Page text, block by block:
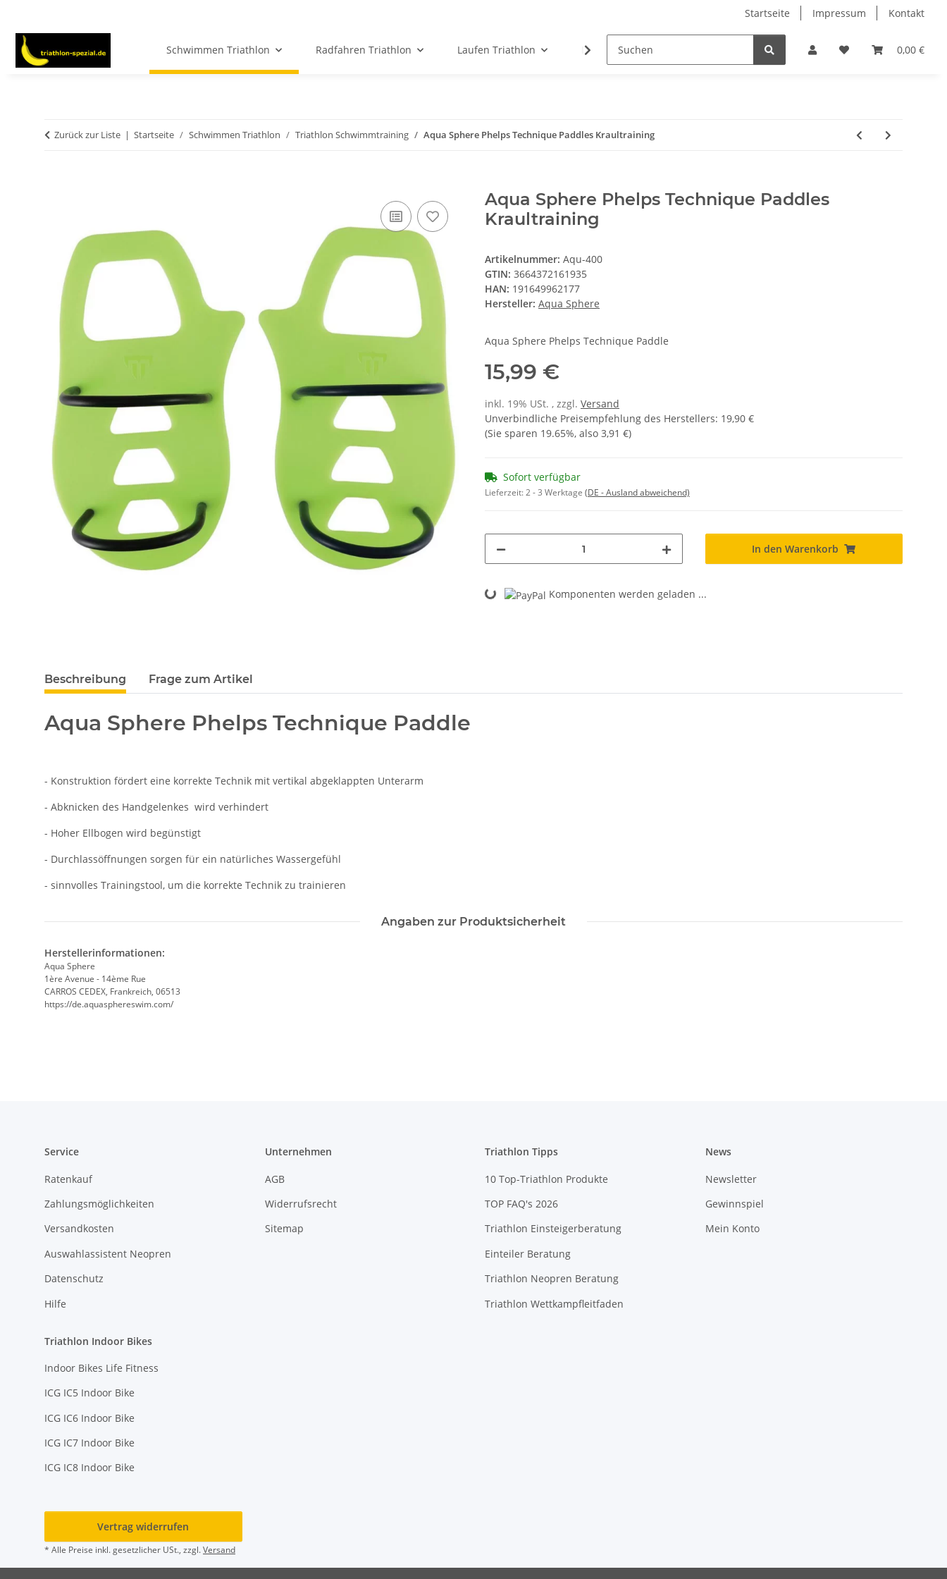
Startseite Impressum Kontakt
0,00 €
Schwimmen Triathlon Radfahren Triathlon Laufen Triathlon ICG Indoor Bikes Bücher Damen Marken
Zurück zur Liste Startseite Schwimmen Triathlon Triathlon Schwimmtraining Aqua Sphere Phelps Technique Paddles Kraultraining
Aqua Sphere Phelps Technique Paddles
Kraultraining
Artikelnummer: Aqu-400
GTIN: 3664372161935
HAN: 191649962177
Hersteller: Aqua Sphere
Aqua Sphere Phelps Technique Paddle
15,99 €
inkl. 19% USt. , zzgl. Versand
Unverbindliche Preisempfehlung des Herstellers: 19,90 €
(Sie sparen 19.65%, also 3,91 €)
Sofort verfügbar
Lieferzeit:2 - 3 Werktage (DE - Ausland abweichend)
In den Warenkorb
Loading... Komponenten werden geladen ...
Beschreibung Frage zum Artikel
Aqua Sphere Phelps Technique Paddle
- Konstruktion fördert eine korrekte Technik mit vertikal abgeklappten Unterarm
- Abknicken des Handgelenkes wird verhindert
- Hoher Ellbogen wird begünstigt
- Durchlassöffnungen sorgen für ein natürliches Wassergefühl
- sinnvolles Trainingstool, um die korrekte Technik zu trainieren
Angaben zur Produktsicherheit
Herstellerinformationen:
Aqua Sphere
1ère Avenue - 14ème Rue
CARROS CEDEX, Frankreich, 06513
https://de.aquasphereswim.com/
Service
Ratenkauf
Zahlungsmöglichkeiten
Versandkosten
Auswahlassistent Neopren
Datenschutz
Hilfe
Unternehmen
AGB
Widerrufsrecht
Sitemap
Triathlon Tipps
10 Top-Triathlon Produkte
TOP FAQ's 2026
Triathlon Einsteigerberatung
Einteiler Beratung
Triathlon Neopren Beratung
Triathlon Wettkampfleitfaden
News
Newsletter
Gewinnspiel
Mein Konto
Triathlon Indoor Bikes
Indoor Bikes Life Fitness
ICG IC5 Indoor Bike
ICG IC6 Indoor Bike
ICG IC7 Indoor Bike
ICG IC8 Indoor Bike
Vertrag widerrufen
* Alle Preise inkl. gesetzlicher USt., zzgl.Versand